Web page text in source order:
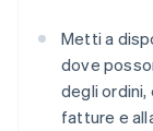
Metti a
dove
degli
fatture e